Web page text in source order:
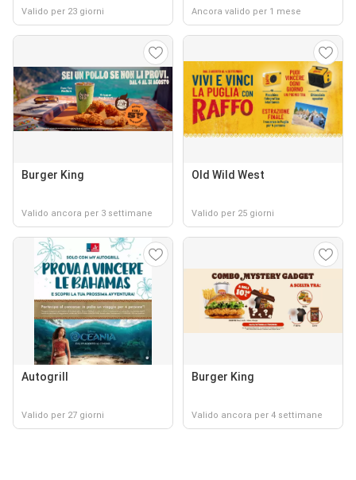
Valido per 23 giorni Ancora valido per 1 mese
Burger King
Valido ancora per 3 settimane
Old Wild West
Valido per 25 giorni
Autogrill
Valido per 27 giorni
Burger King
Valido ancora per 4 settimane